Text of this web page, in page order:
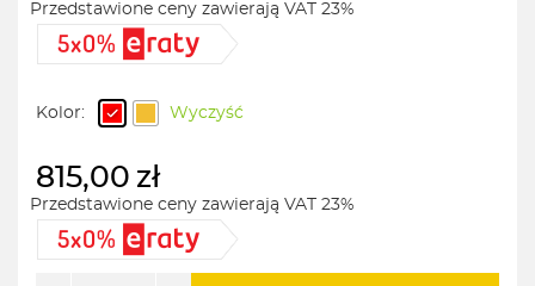
Zakres
cen:
815,00zł
Przedstawione ceny zawierają VAT 23%
Kolor: Wyczyść
815,00 zł
Przedstawione ceny zawierają VAT 23%